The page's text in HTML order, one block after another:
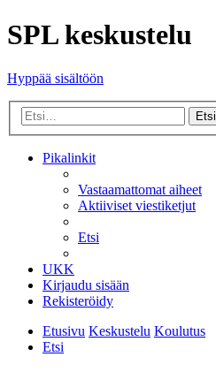
SPL keskustelu
Hyppää sisältöön
Etsi
Pikalinkit
Vastaamattomat aiheet
Aktiiviset viestiketjut
Etsi
UKK
Kirjaudu sisään
Rekisteröidy
Etusivu Keskustelu Koulutus
Etsi